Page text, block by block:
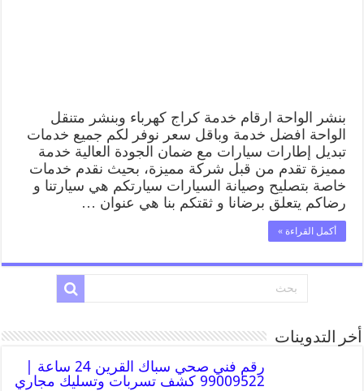
بنشر الواحة ارقام خدمة كراج كهرباء وبنشر متنقل
الواحة افضل خدمة وباقل سعر نوفر لكم جميع خدمات
تبديل إطارات سيارات مع ضمان الجودة العالية خدمة
مميزة تقدم من قبل شركة مميزة، بحيث نقدم خدمات
خاصة بتصليح وصيانة السيارات سيارتكم هي سيارتنا و
رضاكم يتعلق برضانا و ثقتكم بنا هي عنوان …
أكمل القراءة »
أخر التدوينات
رقم فني صحي سباك القرين 24 ساعة |
99009522 كشف تسربات وتسليك مجاري